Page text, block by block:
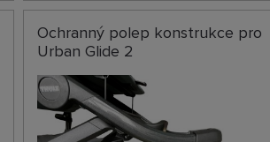
Ochranný polep konstrukce pro
Urban Glide 2